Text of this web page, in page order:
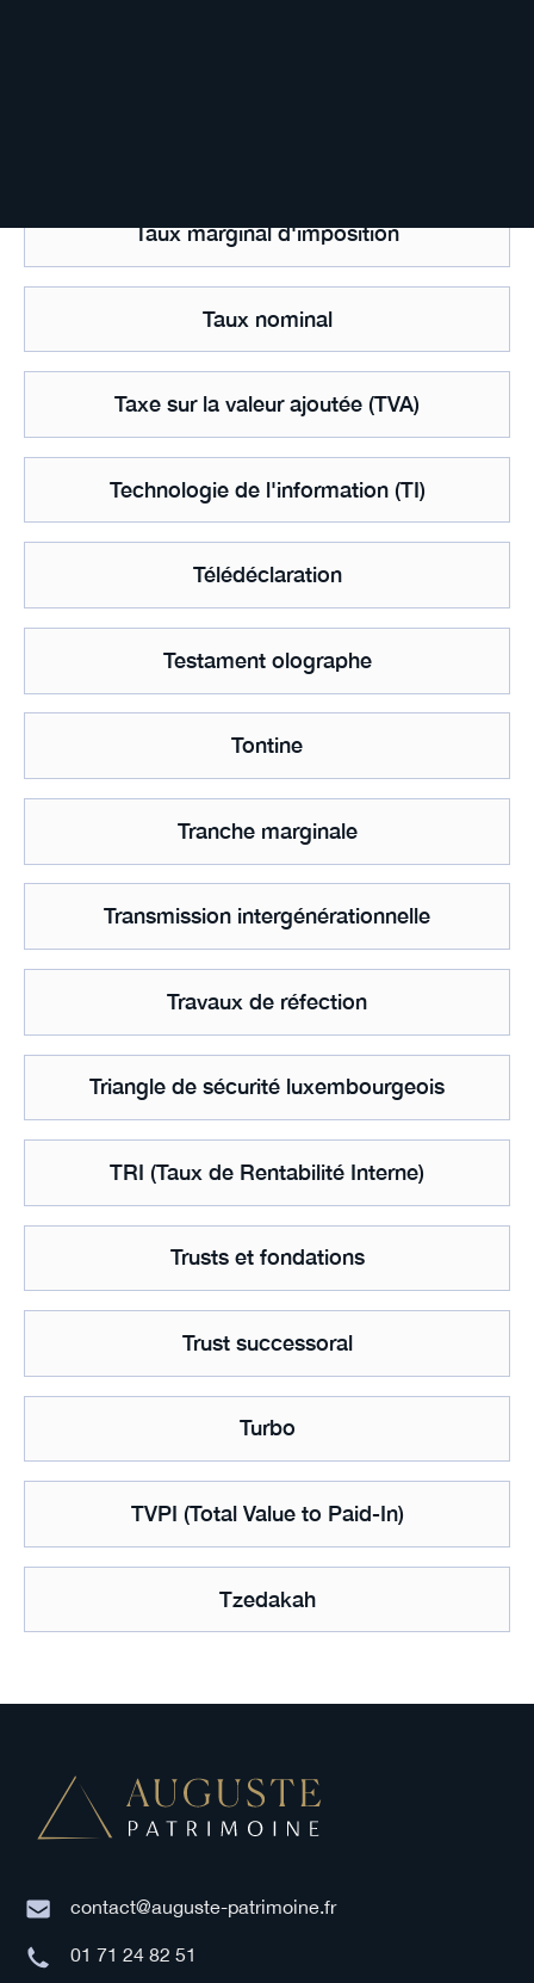
Taux marginal d'imposition
Taux nominal
Taxe sur la valeur ajoutée (TVA)
Technologie de l'information (TI)
Télédéclaration
Testament olographe
Tontine
Tranche marginale
Transmission intergénérationnelle
Travaux de réfection
Triangle de sécurité luxembourgeois
TRI (Taux de Rentabilité Interne)
Trusts et fondations
Trust successoral
Turbo
TVPI (Total Value to Paid-In)
Tzedakah
contact@auguste-patrimoine.fr
01 71 24 82 51